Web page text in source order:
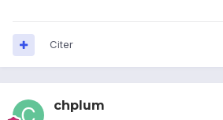
Citer
chplum